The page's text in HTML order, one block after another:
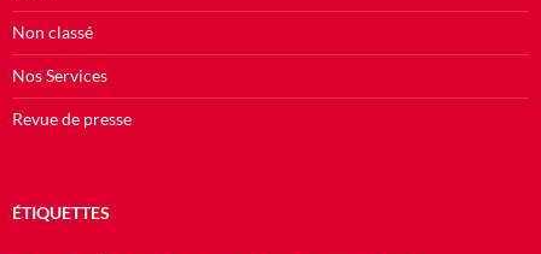
Non classé
Nos Services
Revue de presse
ÉTIQUETTES